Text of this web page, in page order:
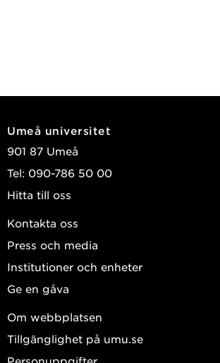
Umeå universitet
901 87 Umeå
Tel: 090-786 50 00
Hitta till oss
Kontakta oss
Press och media
Institutioner och enheter
Ge en gåva
Om webbplatsen
Tillgänglighet på umu.se